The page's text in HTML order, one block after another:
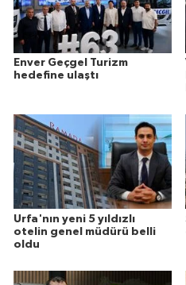
Enver Geçgel Turizm
hedefine ulaştı
Urfa'nın yeni 5 yıldızlı
otelin genel müdürü belli
oldu